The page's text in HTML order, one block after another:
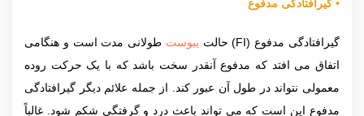
• گیرافتادگی مدفوع
گیرافتادگی مدفوع (FI) حالت یبوست طولانی مدت است و هنگامی
اتفاق می افتد که مدفوع آنقدر سخت باشد که با یک حرکت روده
معمولی نتواند در طول آن عبور کند. از جمله علائم دیگر گیرافتادگی
مدفوع این است که می تواند باعث درد و گرفتگی شکم شود. غالباً